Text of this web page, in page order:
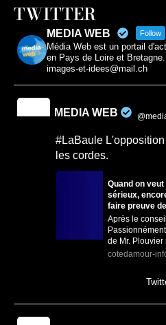
TWITTER
MEDIA WEB Follow
Média Web est un portail
en Pays de Loire et
images-et-idees@mail.ch
MEDIA WEB
#LaBaule
les cordes.
Quand on
sérieux,
faire preuve
Après le
de Mr. Plouvier
cotedamour-